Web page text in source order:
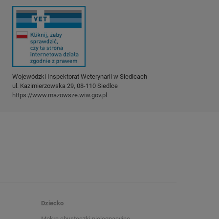
Wojewódzki Inspektorat Weterynarii w Siedlcach
ul. Kazimierzowska 29, 08-110 Siedlce
https://www.mazowsze.wiw.gov.pl
Dziecko